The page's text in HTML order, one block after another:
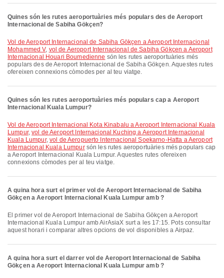
Quines són les rutes aeroportuàries més populars des de Aeroport
Internacional de Sabiha Gökçen?
vol de Aeroport Internacional de Sabiha Gökçen a Aeroport Internacional
Mohammed V, vol de Aeroport Internacional de Sabiha Gökçen a Aeroport
Internacional Houari Boumedienne són les rutes aeroportuàries més
populars des de Aeroport Internacional de Sabiha Gökçen. Aquestes rutes
ofereixen connexions còmodes per al teu viatge.
Quines són les rutes aeroportuàries més populars cap a Aeroport
Internacional Kuala Lumpur?
vol de Aeroport Internacional Kota Kinabalu a Aeroport Internacional Kuala
Lumpur,vol de Aeroport Internacional Kuching a Aeroport Internacional
Kuala Lumpur, vol de Aeropuerto Internacional Soekarno-Hatta a Aeroport
Internacional Kuala Lumpursón les rutes aeroportuàries més populars cap
a Aeroport Internacional Kuala Lumpur. Aquestes rutes ofereixen
connexions còmodes per al teu viatge.
A quina hora surt el primer vol de Aeroport Internacional de Sabiha
Gökçen a Aeroport Internacional Kuala Lumpur amb ?
El primer vol de Aeroport Internacional de Sabiha Gökçen a Aeroport
Internacional Kuala Lumpur amb AirAsiaX surt a les 17:15. Pots consultar
aquest horari i comparar altres opcions de vol disponibles a Airpaz.
A quina hora surt el darrer vol de Aeroport Internacional de Sabiha
Gökçen a Aeroport Internacional Kuala Lumpur amb ?